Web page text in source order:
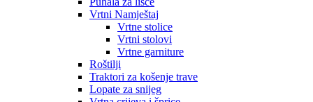
Vrtni Namještaj
Vrtne stolice
Vrtni stolovi
Vrtne garniture
Roštilji
Traktori za košenje trave
Lopate za snijeg